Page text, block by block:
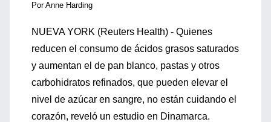
Por Anne Harding
NUEVA YORK (Reuters Health) - Quienes
reducen el consumo de ácidos grasos saturados
y aumentan el de pan blanco, pastas y otros
carbohidratos refinados, que pueden elevar el
nivel de azúcar en sangre, no están cuidando el
corazón, reveló un estudio en Dinamarca.